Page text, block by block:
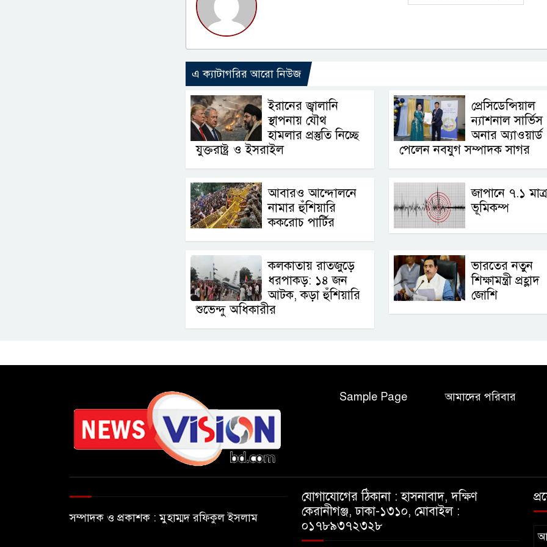
এ ক্যাটাগরির আরো নিউজ
ইরানের জ্বালানি
স্থাপনায় যৌথ
হামলার প্রস্তুতি নিচ্ছে
যুক্তরাষ্ট্র ও ইসরাইল
প্রেসিডেন্সিয়াল
ন্যাশনাল সার্ভিস
অনার অ্যাওয়ার্ড
পেলেন নবযুগ সম্পাদক সাগর
আবারও আন্দোলনে
নামার হুঁশিয়ারি
ককরোচ পার্টির
জাপানে ৭.১
ভূমিকম্প
কলকাতায় রাতজুড়ে
ধরপাকড়: ১৪ জন
আটক, কড়া হুঁশিয়ারি
শুভেন্দু অধিকারীর
ভারতের নতুন
শিক্ষামন্ত্রী প্রহ্লাদ
জোশি
Sample Page আমাদের পরিবার
সম্পাদক ও প্রকাশক : মুহাম্মদ রফিকুল ইসলাম
যোগাযোগের ঠিকানা : হাসনাবাদ, দক্ষিণ
কেরানীগঞ্জ, ঢাকা-১৩১০, মোবাইল :
০১৭৮৯৩৭২৩২৮